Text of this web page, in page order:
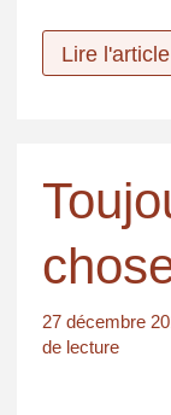
JE
n’aime
pour
un
Lire
27 décembre
de lecture